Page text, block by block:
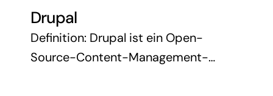
Blog
Drupal
Definition: Drupal ist ein Open-
Source-Content-Management-